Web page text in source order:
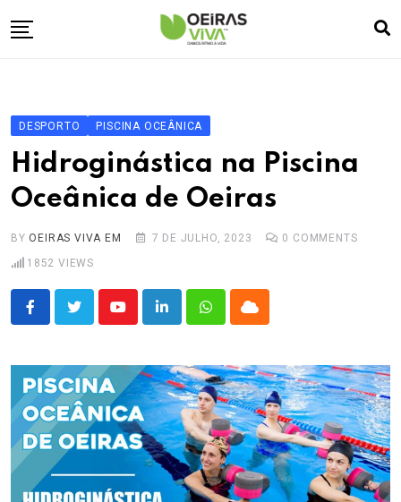
to
Oeiras Marina⚓
Cultura🎭
Turismo ✈️
Atividades 💬
DESPORTO PISCINA OCEÂNICA
Hidroginástica na Piscina
Oceânica de Oeiras
BY OEIRAS VIVA EM 7 DE JULHO, 2023 0 COMMENTS
1852 VIEWS
YoutubeLinkedInWhatsappCloud